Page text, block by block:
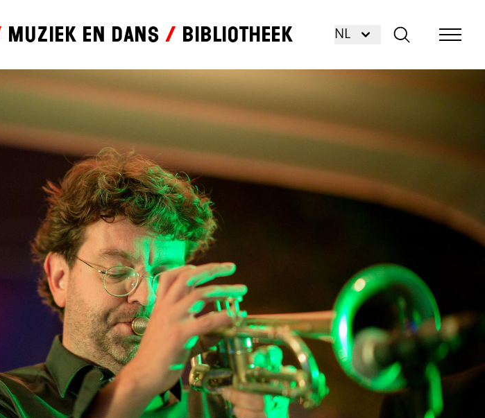
Muziek en dans Bibliotheek NL